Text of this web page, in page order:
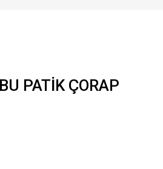
PATİK ÇORAP